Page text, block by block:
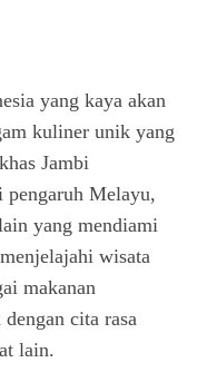
yang kaya akan
kuliner unik yang
Jambi
pengaruh Melayu,
yang mendiami
wisata
makanan
cita rasa
lain.